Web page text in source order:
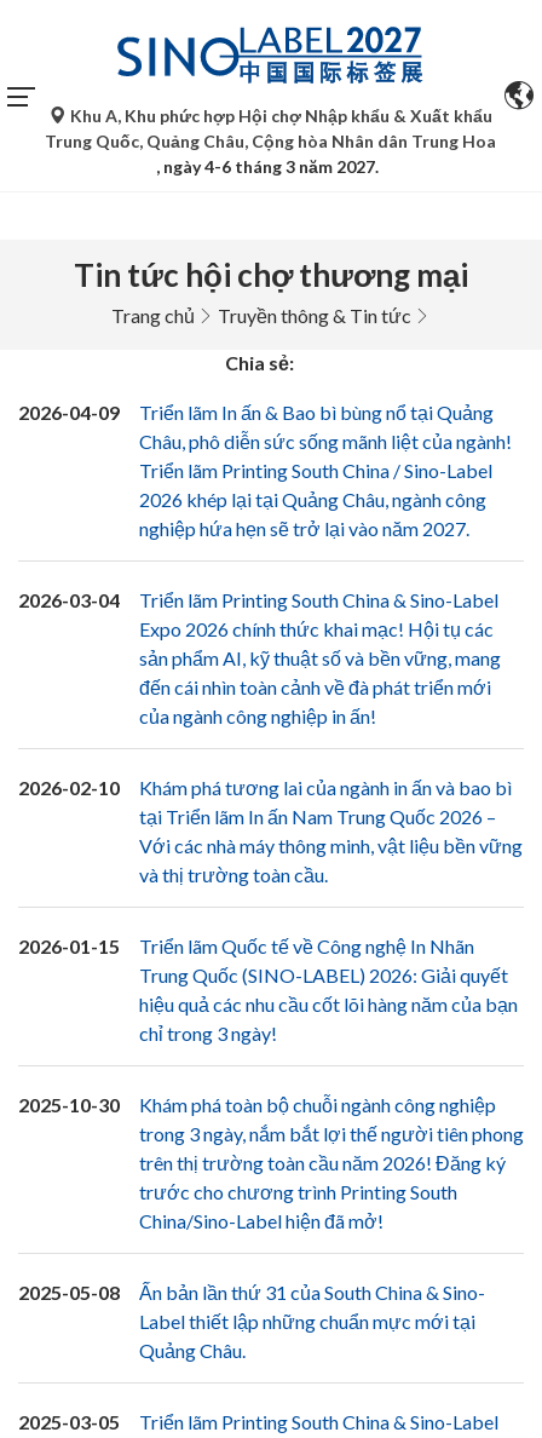
Khu A, Khu phức hợp Hội chợ Nhập khẩu & Xuất khẩu
Trung Quốc, Quảng Châu, Cộng hòa Nhân dân Trung Hoa
, ngày 4-6 tháng 3 năm 2027.
Tin tức hội chợ thương mại
Trang chủ Truyền thông & Tin tức
Chia sẻ:
2026-04-09
Triển lãm In ấn & Bao bì bùng nổ tại Quảng
Châu, phô diễn sức sống mãnh liệt của ngành!
Triển lãm Printing South China / Sino-Label
2026 khép lại tại Quảng Châu, ngành công
nghiệp hứa hẹn sẽ trở lại vào năm 2027.
2026-03-04
Triển lãm Printing South China & Sino-Label
Expo 2026 chính thức khai mạc! Hội tụ các
sản phẩm AI, kỹ thuật số và bền vững, mang
đến cái nhìn toàn cảnh về đà phát triển mới
của ngành công nghiệp in ấn!
2026-02-10
Khám phá tương lai của ngành in ấn và bao bì
tại Triển lãm In ấn Nam Trung Quốc 2026 –
Với các nhà máy thông minh, vật liệu bền vững
và thị trường toàn cầu.
2026-01-15
Triển lãm Quốc tế về Công nghệ In Nhãn
Trung Quốc (SINO-LABEL) 2026: Giải quyết
hiệu quả các nhu cầu cốt lõi hàng năm của bạn
chỉ trong 3 ngày!
2025-10-30
Khám phá toàn bộ chuỗi ngành công nghiệp
trong 3 ngày, nắm bắt lợi thế người tiên phong
trên thị trường toàn cầu năm 2026! Đăng ký
trước cho chương trình Printing South
China/Sino-Label hiện đã mở!
2025-05-08
Ấn bản lần thứ 31 của South China & Sino-
Label thiết lập những chuẩn mực mới tại
Quảng Châu.
2025-03-05
Triển lãm Printing South China & Sino-Label